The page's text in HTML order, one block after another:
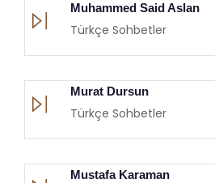
Muhammed Said Aslan
Türkçe Sohbetler
Murat Dursun
Türkçe Sohbetler
Mustafa Karaman